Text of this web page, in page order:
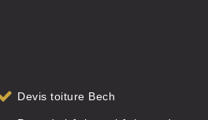
Devis toiture Bech